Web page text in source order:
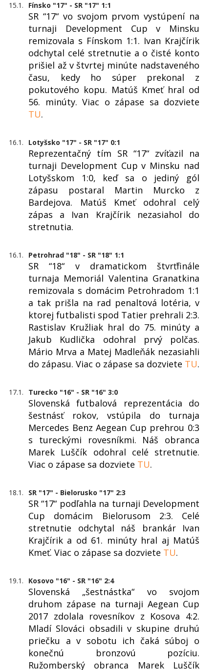
15.1. Fínsko "17" - SR "17" 1:1
SR “17“ vo svojom prvom vystúpení na
turnaji Development Cup v Minsku
remizovala s Fínskom 1:1. Ivan Krajčírik
odchytal celé stretnutie a o čisté konto
prišiel až v štvrtej minúte nadstaveného
času, kedy ho súper prekonal z
pokutového kopu. Matúš Kmeť hral od
56. minúty. Viac o zápase sa dozviete
TU.
16.1. Lotyšsko "17" - SR "17" 0:1
Reprezentačný tím SR “17“ zvíťazil na
turnaji Development Cup v Minsku nad
Lotyšskom 1:0, keď sa o jediný gól
zápasu postaral Martin Murcko z
Bardejova. Matúš Kmeť odohral celý
zápas a Ivan Krajčírik nezasiahol do
stretnutia.
16.1. Petrohrad "18" - SR "18" 1:1
SR “18“ v dramatickom štvrťfinále
turnaja Memoriál Valentina Granatkina
remizovala s domácim Petrohradom 1:1
a tak prišla na rad penaltová lotéria, v
ktorej futbalisti spod Tatier prehrali 2:3.
Rastislav Kružliak hral do 75. minúty a
Jakub Kudlička odohral prvý polčas.
Mário Mrva a Matej Madleňák nezasiahli
do zápasu. Viac o zápase sa dozviete TU.
17.1. Turecko "16" - SR "16" 3:0
Slovenská futbalová reprezentácia do
šestnásť rokov, vstúpila do turnaja
Mercedes Benz Aegean Cup prehrou 0:3
s tureckými rovesníkmi. Náš obranca
Marek Luščík odohral celé stretnutie.
Viac o zápase sa dozviete TU.
18.1. SR "17" - Bielorusko "17" 2:3
SR “17“ podľahla na turnaji Development
Cup domácim Bielorusom 2:3. Celé
stretnutie odchytal náš brankár Ivan
Krajčírik a od 61. minúty hral aj Matúš
Kmeť. Viac o zápase sa dozviete TU.
19.1. Kosovo "16" - SR "16" 2:4
Slovenská „šestnástka“ vo svojom
druhom zápase na turnaji Aegean Cup
2017 zdolala rovesníkov z Kosova 4:2.
Mladí Slováci obsadili v skupine druhú
priečku a v sobotu ich čaká súboj o
konečnú bronzovú pozíciu.
Ružomberský obranca Marek Luščík